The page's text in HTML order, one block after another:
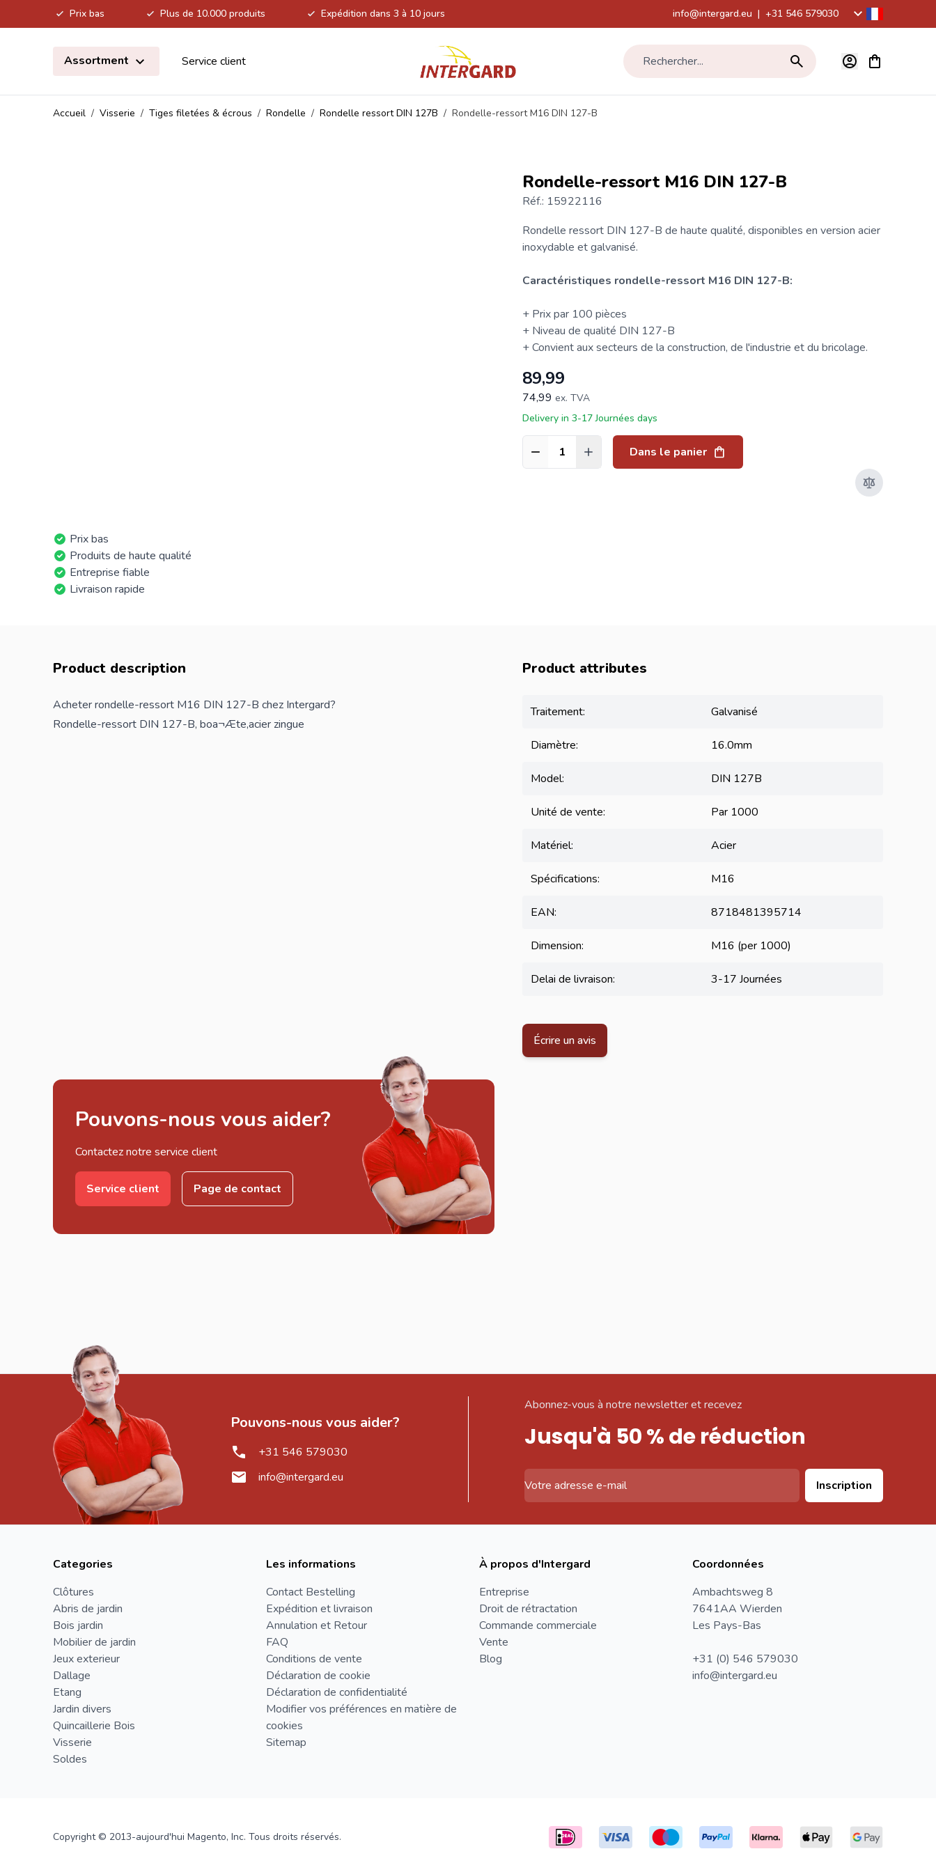
Prix bas Plus de 10.000 produits Expédition dans 3 à 10 jours info@intergard.eu | +31 546 579030
Assortment
Service client Rechercher... Voir le
Accueil / Visserie / Tiges filetées & écrous / Rondelle / Rondelle ressort DIN 127B / Rondelle-ressort M16 DIN 127-B
Prix bas
Produits de haute qualité
Entreprise fiable
Livraison rapide
Rondelle-ressort M16 DIN 127-B
Réf.: 15922116
Rondelle ressort DIN 127-B de haute qualité, disponibles en version acier
inoxydable et galvanisé.
Caractéristiques rondelle-ressort M16 DIN 127-B:
+ Prix par 100 pièces
+ Niveau de qualité DIN 127-B
+ Convient aux secteurs de la construction, de l'industrie et du bricolage.
89,99
74,99 ex. TVA
Delivery in 3-17 Journées days
Quantité Dans le panier
Product description
Acheter rondelle-ressort M16 DIN 127-B chez Intergard?
Rondelle-ressort DIN 127-B, boa¬Æte,acier zingue
Product attributes
Traitement: Galvanisé
Diamètre: 16.0mm
Model: DIN 127B
Unité de vente: Par 1000
Matériel: Acier
Spécifications: M16
EAN: 8718481395714
Dimension: M16 (per 1000)
Delai de livraison: 3-17 Journées
Pouvons-nous vous aider?
Contactez notre service client
Service client Page de contact
Écrire un avis
Pouvons-nous vous aider?
+31 546 579030
info@intergard.eu
Abonnez-vous à notre newsletter et recevez
Jusqu'à 50 % de réduction
Inscription
Categories
Clôtures
Abris de jardin
Bois jardin
Mobilier de jardin
Jeux exterieur
Dallage
Etang
Jardin divers
Quincaillerie Bois
Visserie
Soldes
Les informations
Contact Bestelling
Expédition et livraison
Annulation et Retour
FAQ
Conditions de vente
Déclaration de cookie
Déclaration de confidentialité
Modifier vos préférences en matière de
cookies
Sitemap
À propos d'Intergard
Entreprise
Droit de rétractation
Commande commerciale
Vente
Blog
Coordonnées
Ambachtsweg 8
7641AA Wierden
Les Pays-Bas
+31 (0) 546 579030
info@intergard.eu
Copyright © 2013-aujourd'hui Magento, Inc. Tous droits réservés.